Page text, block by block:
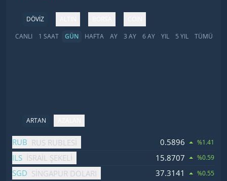
DÖVİZ
CANLI
1 SAAT GÜN HAFTA AY 3 AY 6 AY YIL 5 YIL TÜMÜ
ARTAN
İsim Fiyat Değişim
RUB RUS RUBLESI 0.5896 %1.41
ILS İSRAIL ŞEKELI 15.8707 %0.59
SGD SINGAPUR DOLARI 37.3141 %0.55